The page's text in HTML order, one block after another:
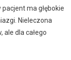
ma głębokie
Nieleczona
ale dla całego